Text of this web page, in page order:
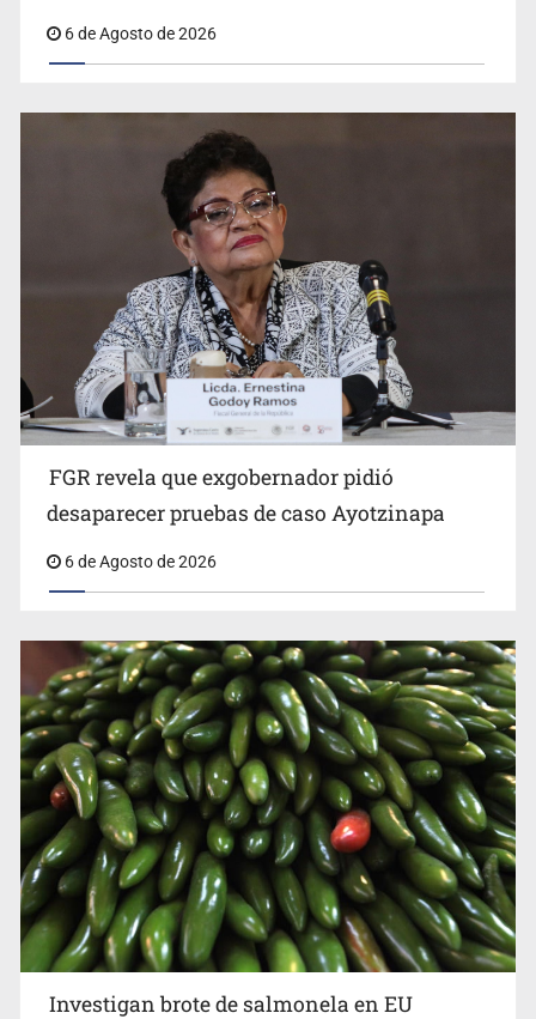
Jalisco mantiene la búsqueda de 21 adolescentes
desaparecidos durante julio
David Kershenobich descarta brote de ciclosporiasis en
6 de Agosto de 2026
FGR revela que exgobernador pidió
desaparecer pruebas de caso Ayotzinapa
6 de Agosto de 2026
Investigan brote de salmonela en EU